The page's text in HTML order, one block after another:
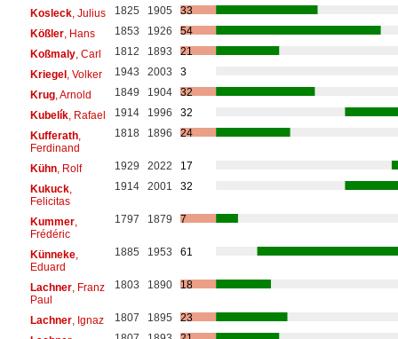
Kosleck, Julius 1825 1905
33
Kößler, Hans 1853 1926
54
Koßmaly, Carl 1812 1893
21
Kriegel, Volker 1943 2003
3
Krug, Arnold 1849 1904
32
Kubelík, Rafael 1914 1996
32
Kufferath,
Ferdinand
1818 1896 24
Kühn, Rolf 1929 2022
17
Kukuck,
Felicitas
1914 2001 32
Kummer,
Frédéric
1797 1879 7
Künneke,
Eduard
1885 1953 61
Lachner, Franz
Paul
1803 1890 18
Lachner, Ignaz 1807 1895
23